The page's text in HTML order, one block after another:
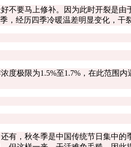
要马上修补。因为此时开裂是由
经历四季冷暖温差明显变化，干
极限为1.5%至1.7%，在此范围
，秋冬季是中国传统节日集中的